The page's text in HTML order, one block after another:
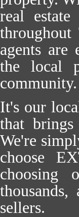
real
agents are
the local
community.
It's our
that
We're
choose
choosing
sellers.